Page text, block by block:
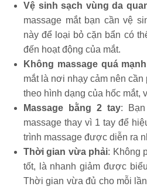
Vệ sinh sạch vùng da
massage mắt bạn cần vệ
này để loại bỏ cặn bẩn có
đến hoạt động của mắt.
Không massage quá mạnh
mắt là nơi nhạy cảm nên
theo hình dạng của hốc mắt,
Massage bằng 2 tay:
massage thay vì 1 tay để
trình massage được diễn ra
Thời gian vừa phải: Không
tốt, là nhanh giảm được
Thời gian vừa đủ cho mỗi